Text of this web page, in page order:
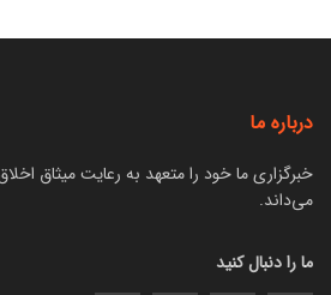
درباره ما
خبرگزاری ما خود را متعهد به رعایت میثاق
می‌داند.
ما را دنبال کنید